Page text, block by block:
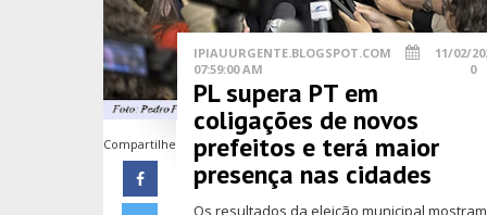
Compartilhe
IPIAUURGENTE.BLOGSPOT.COM
11/02/
07:59:00 AM
0
PL supera PT em
coligações de novos
prefeitos e terá maior
presença nas cidades
Os resultados da eleição municipal mostram